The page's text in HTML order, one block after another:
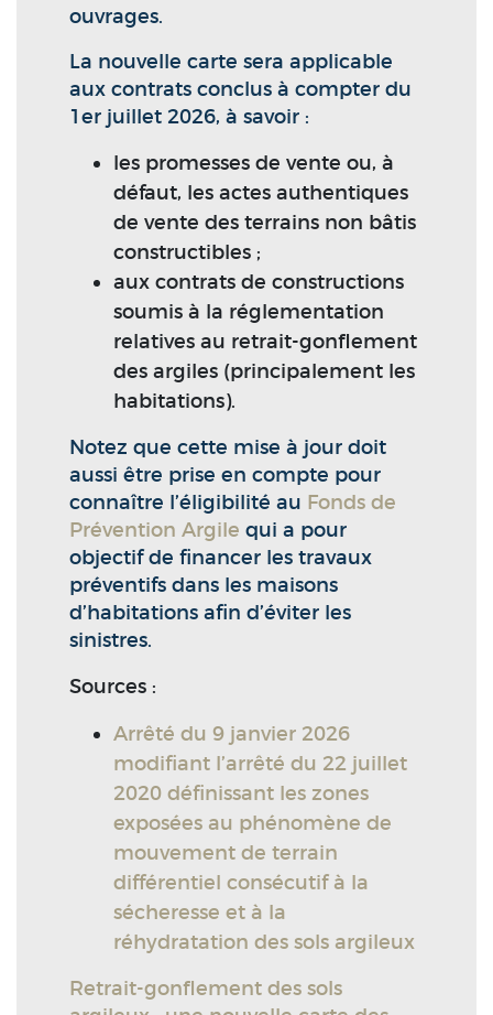
ouvrages.
La nouvelle carte sera applicable
aux contrats conclus à compter du
1er juillet 2026, à savoir :
les promesses de vente ou, à
défaut, les actes authentiques
de vente des terrains non bâtis
constructibles ;
aux contrats de constructions
soumis à la réglementation
relatives au retrait-gonflement
des argiles (principalement les
habitations).
Notez que cette mise à jour doit
aussi être prise en compte pour
connaître l’éligibilité au Fonds de
Prévention Argile qui a pour
objectif de financer les travaux
préventifs dans les maisons
d’habitations afin d’éviter les
sinistres.
Sources :
Arrêté du 9 janvier 2026
modifiant l’arrêté du 22 juillet
2020 définissant les zones
exposées au phénomène de
mouvement de terrain
différentiel consécutif à la
sécheresse et à la
réhydratation des sols argileux
Retrait-gonflement des sols